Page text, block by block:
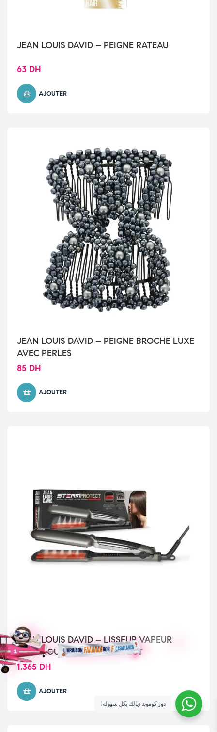
JEAN LOUIS DAVID – PEIGNE RATEAU
63 DH
AJOUTER
JEAN LOUIS DAVID – PEIGNE BROCHE LUXE
AVEC PERLES
85 DH
AJOUTER
JEAN LOUIS DAVID – LISSEUR VAPEUR
INFRAROUGE STEAM-PROTECT
1.365 DH
AJOUTER
! دوز كوموند ديالك بكل سهولة